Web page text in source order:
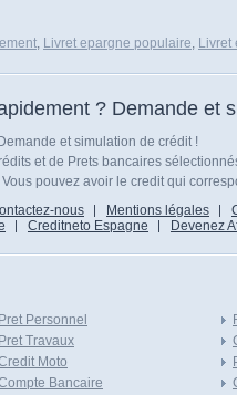
, Livret epargne populaire, Livret
? Demande et
et simulation de crédit !
et de Prets bancaires
pouvez avoir le credit qui
nous Mentions légales
Creditneto Espagne Devenez
Pret Personnel
Pret Travaux
Moto
Bancaire